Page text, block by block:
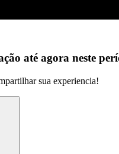
até agora neste
sua experiencia!